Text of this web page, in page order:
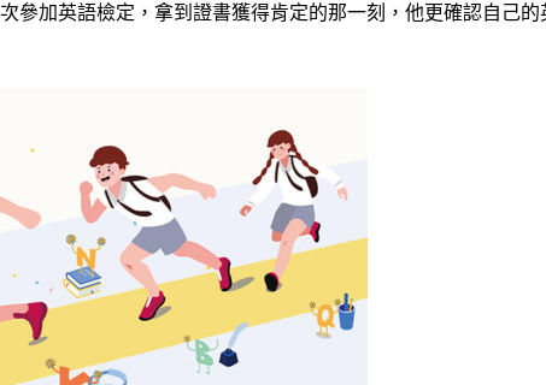
參加英語檢定，拿到證書獲得肯定的那一刻，他更確認自己